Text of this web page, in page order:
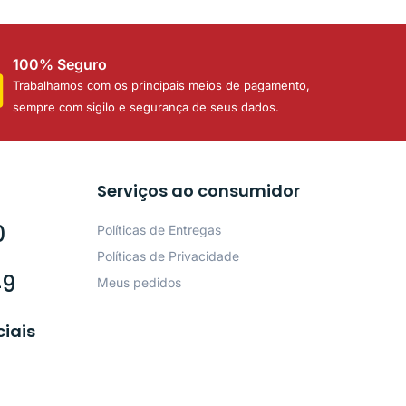
100% Seguro
Trabalhamos com os principais meios de pagamento,
sempre com sigilo e segurança de seus dados.
Serviços ao consumidor
Políticas de Entregas
Políticas de Privacidade
Meus pedidos